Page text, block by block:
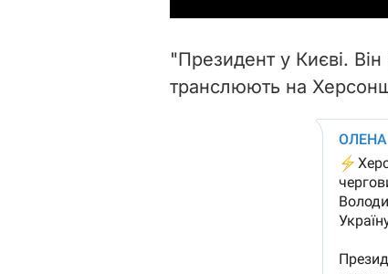
"Президент у Києві.
транслюють на